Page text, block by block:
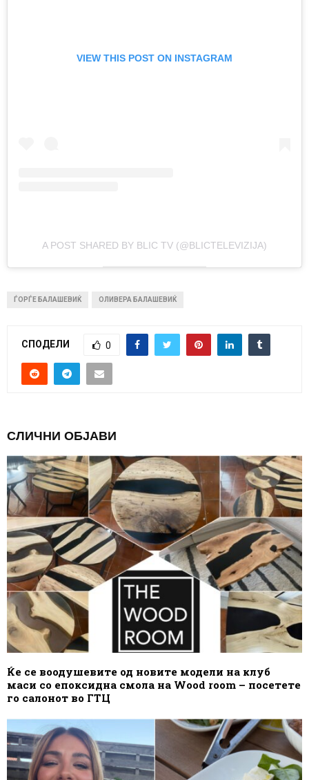
VIEW THIS POST ON INSTAGRAM
A POST SHARED BY BLIC TV (@BLICTELEVIZIJA)
ЃОРЃЕ БАЛАШЕВИЌ ОЛИВЕРА БАЛАШЕВИЌ
СПОДЕЛИ 0
СЛИЧНИ ОБЈАВИ
Ќе се воодушевите од новите модели на клуб
маси со епоксидна смола на Wood room – посетете
го салонот во ГТЦ